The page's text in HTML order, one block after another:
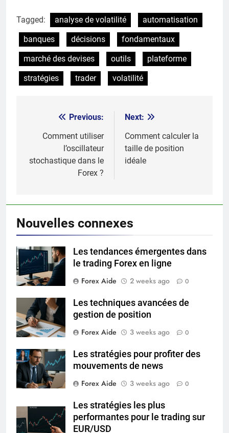
Tagged: analyse de volatilité
automatisation
banques
décisions
fondamentaux
marché des devises
outils
plateforme
stratégies
trader volatilité
navigation
Previous:
Comment utiliser
l’oscillateur
stochastique dans le
Forex ?
Next:
Comment calculer la
taille de position
idéale
Nouvelles connexes
Les tendances émergentes dans
le trading Forex en ligne
Forex Aide
2 weeks ago 0
Les techniques avancées de
gestion de position
Forex Aide
3 weeks ago 0
Les stratégies pour profiter des
mouvements de news
Forex Aide
3 weeks ago 0
Les stratégies les plus
performantes pour le trading sur
EUR/USD